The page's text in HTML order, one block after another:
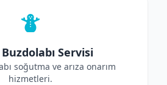
Servisi
soğutma ve arıza onarım
hizmetleri.